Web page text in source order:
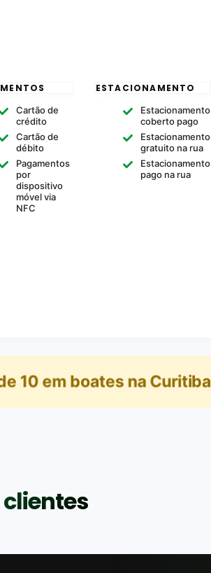
Cartão de
crédito
Cartão de
débito
Pagamentos
por
dispositivo
móvel via
NFC
ESTACIONAMENTO
Estacionamento
coberto pago
Estacionamento
gratuito na rua
Estacionamento
pago na rua
10 em boates na Curitiba